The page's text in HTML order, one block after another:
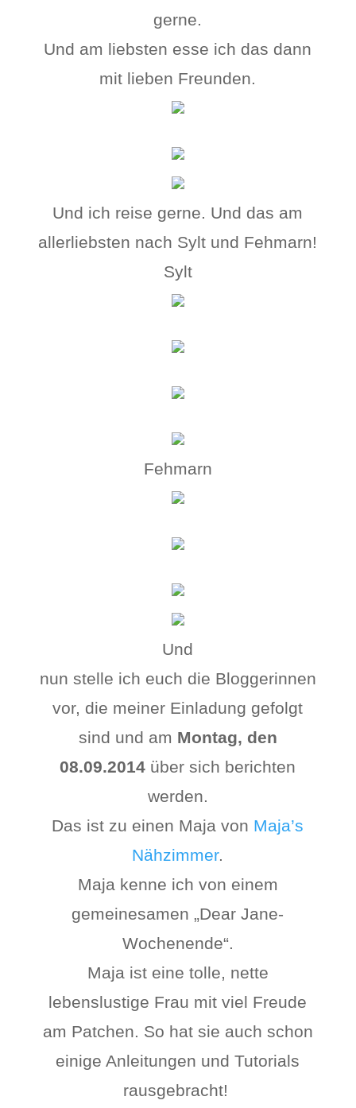
gerne.
Und am liebsten esse ich das dann
mit lieben Freunden.
Und ich reise gerne. Und das am
allerliebsten nach Sylt und Fehmarn!
Sylt
Fehmarn
Und
nun stelle ich euch die Bloggerinnen
vor, die meiner Einladung gefolgt
sind und am Montag, den
08.09.2014 über sich berichten
werden.
Das ist zu einen Maja von Maja’s
Nähzimmer.
Maja kenne ich von einem
gemeinesamen „Dear Jane-
Wochenende“.
Maja ist eine tolle, nette
lebenslustige Frau mit viel Freude
am Patchen. So hat sie auch schon
einige Anleitungen und Tutorials
rausgebracht!